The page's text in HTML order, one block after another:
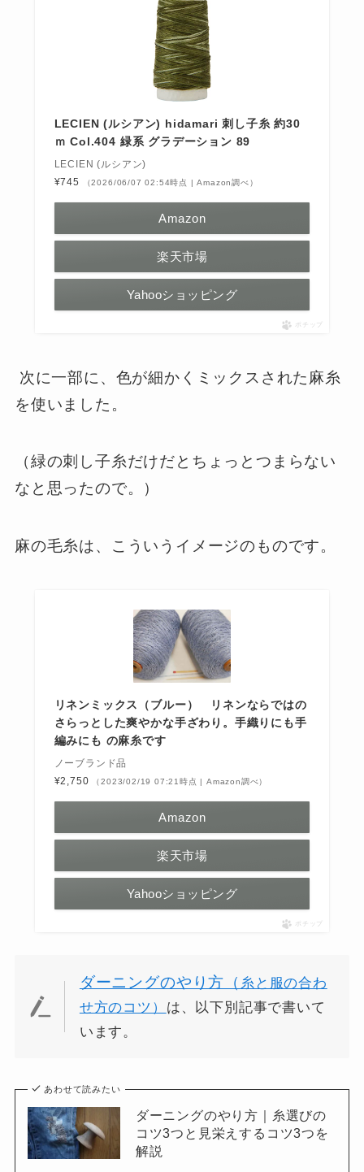
LECIEN (ルシアン) hidamari 刺し子糸 約30
ｍ Col.404 緑系 グラデーション 89
LECIEN (ルシアン)
¥745
（2026/06/07 02:54時点 | Amazon調べ）
Amazon
楽天市場
Yahooショッピング
ポチップ
次に一部に、色が細かくミックスされた麻糸
を使いました。
（緑の刺し子糸だけだとちょっとつまらない
なと思ったので。）
麻の毛糸は、こういうイメージのものです。
リネンミックス（ブルー） リネンならではの
さらっとした爽やかな手ざわり。手織りにも手
編みにも の麻糸です
ノーブランド品
¥2,750
（2023/02/19 07:21時点 | Amazon調べ）
Amazon
楽天市場
Yahooショッピング
ポチップ
ダーニングのやり方（ 糸と服の合わ
せ方のコツ） は、以下別記事で書いて
います。
あわせて読みたい
ダーニングのやり方｜糸選びの
コツ3つと見栄えするコツ3つを
解説